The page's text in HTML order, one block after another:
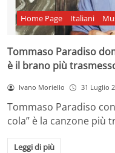
Home Page Italiani
Tommaso Paradiso
è il brano più
Ivano Moriello 31 Luglio
Tommaso Paradiso
cola” è la canzone più
Leggi di più